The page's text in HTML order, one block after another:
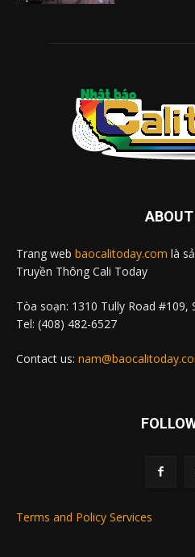
Trang web baocalitoday.com là
Truyền Thông Cali Today
Tòa soạn: 1310 Tully Road #109,
Tel: (408) 482-6527
Contact us:
Terms and Policy Services